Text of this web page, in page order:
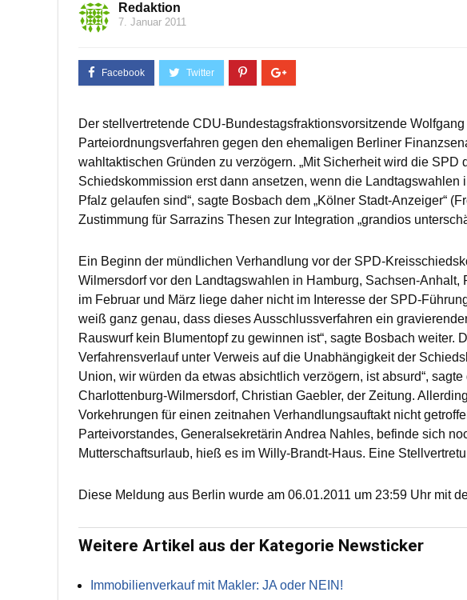
Redaktion
7. Januar 2011
Der stellvertretende CDU-Bundestagsfraktionsvorsitzende
Parteiordnungsverfahren gegen den ehemaligen Berliner
wahltaktischen Gründen zu verzögern. „Mit Sicherheit wird die SPD
Schiedskommission erst dann ansetzen, wenn die
Pfalz gelaufen sind“, sagte Bosbach dem „Kölner Stadt-Anzeiger“
Zustimmung für Sarrazins Thesen zur Integration „grandios
Ein Beginn der mündlichen Verhandlung vor der SPD-
Wilmersdorf vor den Landtagswahlen in Hamburg, Sachsen-
im Februar und März liege daher nicht im Interesse der SPD-
weiß ganz genau, dass dieses Ausschlussverfahren ein
Rauswurf kein Blumentopf zu gewinnen ist“, sagte Bosbach weiter.
Verfahrensverlauf unter Verweis auf die Unabhängigkeit der
Union, wir würden da etwas absichtlich verzögern, ist absurd“,
Charlottenburg-Wilmersdorf, Christian Gaebler, der Zeitung.
Vorkehrungen für einen zeitnahen Verhandlungsauftakt nicht
Parteivorstandes, Generalsekretärin Andrea Nahles, befinde sich
Mutterschaftsurlaub, hieß es im Willy-Brandt-Haus. Eine
Diese Meldung aus Berlin wurde am 06.01.2011 um 23:59 Uhr mit
Weitere Artikel aus der Kategorie Newsticker
Immobilienverkauf mit Makler: JA oder NEIN!